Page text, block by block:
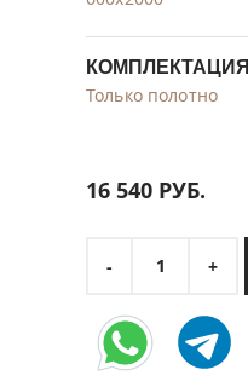
КОМПЛЕКТАЦИЯ
Только полотно
16 540 РУБ.
- 1 +